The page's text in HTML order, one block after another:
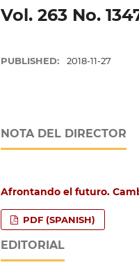
Vol. 263 No.
PUBLISHED: 2018-11-27
NOTA DEL DIRECTOR
Afrontando el futuro.
PDF (SPANISH)
EDITORIAL